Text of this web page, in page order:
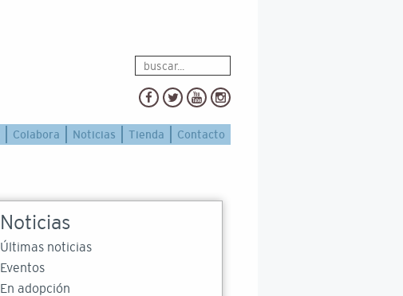
Colabora Noticias Tienda Contacto
Noticias
Últimas noticias
Eventos
En adopción